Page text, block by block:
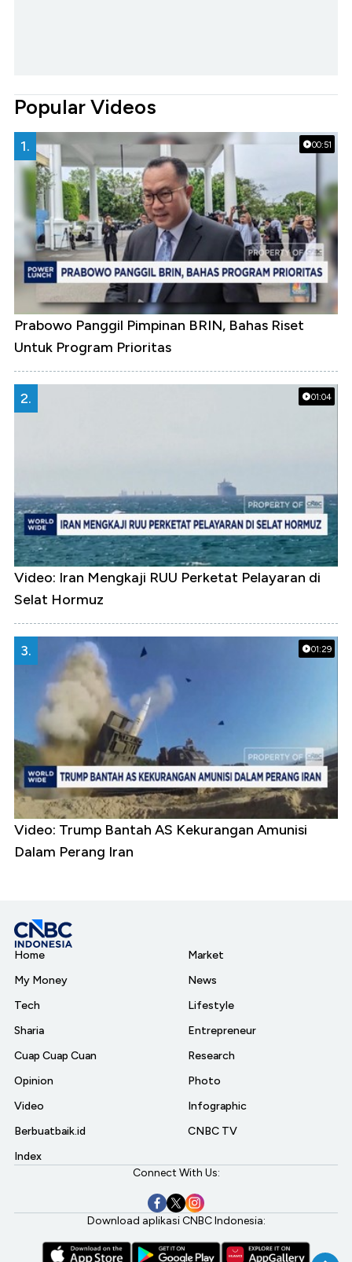
Popular Videos
00:51
1.
Prabowo Panggil Pimpinan BRIN, Bahas Riset
Untuk Program Prioritas
01:04
2.
Video: Iran Mengkaji RUU Perketat Pelayaran di
Selat Hormuz
01:29
3.
Video: Trump Bantah AS Kekurangan Amunisi
Dalam Perang Iran
Home
My Money
Tech
Sharia
Cuap Cuap Cuan
Opinion
Video
Berbuatbaik.id
Index
Market
News
Lifestyle
Entrepreneur
Research
Photo
Infographic
CNBC TV
Connect With Us:
Download aplikasi CNBC Indonesia: